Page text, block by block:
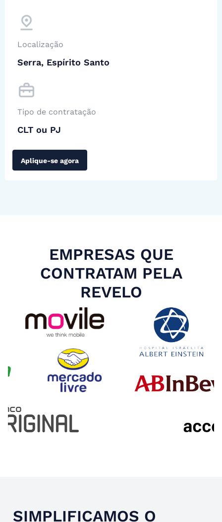
Localização
Serra, Espírito Santo
Tipo de contratação
CLT ou PJ
Aplique-se agora
EMPRESAS QUE
CONTRATAM PELA
REVELO
SIMPLIFICAMOS O